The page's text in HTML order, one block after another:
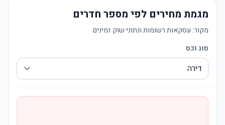
מגמת מחירים לפי מספר חדרים
מקור: עסקאות רשומות ונתוני שוק זמינים
סוג נכס